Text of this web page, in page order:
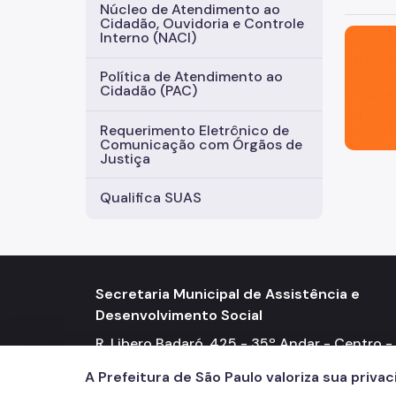
Núcleo de Atendimento ao
Cidadão, Ouvidoria e Controle
Interno (NACI)
Política de Atendimento ao
Cidadão (PAC)
Requerimento Eletrônico de
Comunicação com Órgãos de
Justiça
Qualifica SUAS
São
Secretaria Municipal de Assistência e
Desenvolvimento Social
R. Libero Badaró, 425 - 35º Andar - Centro -
A Prefeitura de São Paulo valoriza sua